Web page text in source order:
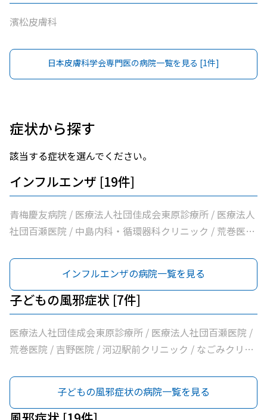
濱松皮膚科
日本皮膚科学会専門医の病院一覧を見る [1件]
症状から探す
該当する症状を選んでください。
インフルエンザ [19件]
青梅慶友病院 / 医療法人社団佳成会東原診療所 / 医療法人
社団百瀬医院 / 中島内科・循環器科クリニック / 荒巻医院
三清会青梅かすみ台クリニック / 医療法人社団向日葵清心
会ひまわり在宅診療所 / 坂元医院 / 吉野医院 / 医療法人社
団亀生会丹生クリニック / 河辺駅前クリニック / 医療法人
社団片平医院 / なごみクリニック / こみ内科クリニック /
やすらぎ在宅診療所 / 市立青梅総合医療センター / 医療法
人社団和風会多摩リハビリテーション病院
インフルエンザの病院一覧を見る
子どもの風邪症状 [7件]
医療法人社団佳成会東原診療所 / 医療法人社団百瀬医院 /
荒巻医院 / 吉野医院 / 河辺駅前クリニック / なごみクリニ
子どもの風邪症状の病院一覧を見る